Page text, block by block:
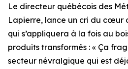
Le directeur québécois des
Lapierre, lance un cri du cœur
qui s’appliquera à la fois au
produits transformés : « Ça
secteur névralgique qui est